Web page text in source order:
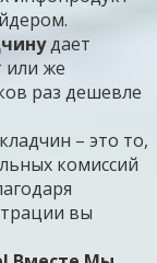
дает
или же
раз дешевле
– это то,
комиссий
вы